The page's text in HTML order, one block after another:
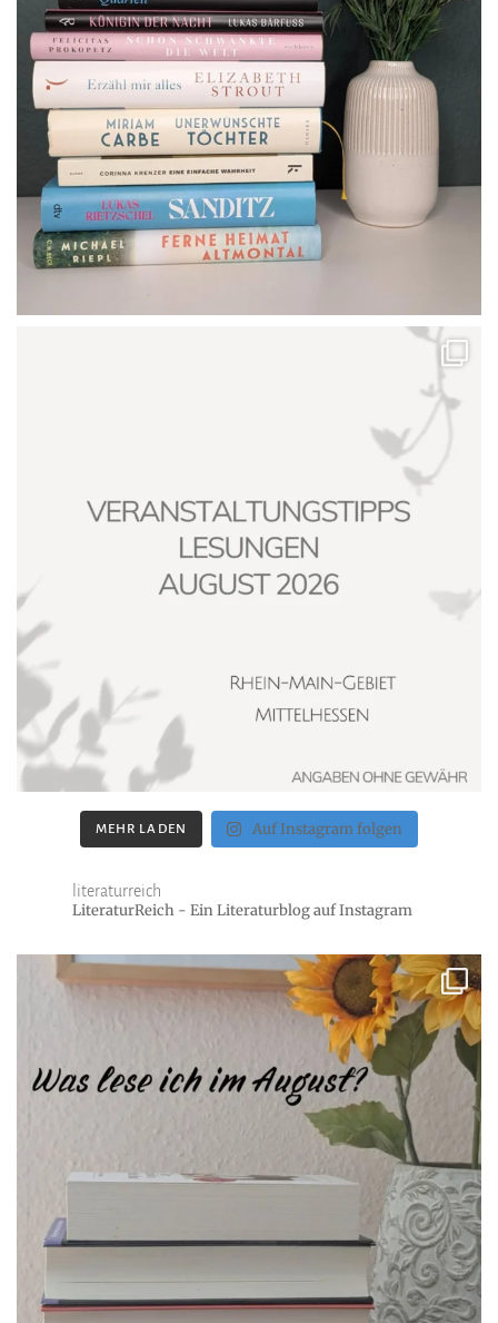
MEHR LADEN Auf Instagram folgen
literaturreich
LiteraturReich - Ein Literaturblog auf Instagram